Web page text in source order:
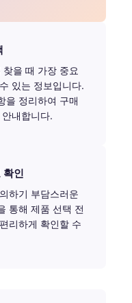
을 때 가장 중요
있는 정보입니다.
을 정리하여 구매
내합니다.
확인
하기 부담스러운
통해 제품 선택 전
리하게 확인할 수